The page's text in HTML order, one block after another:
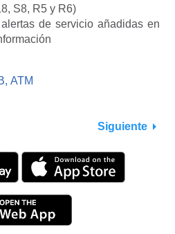
S8, R5 y R6)
de servicio añadidas en
ATM
Siguiente